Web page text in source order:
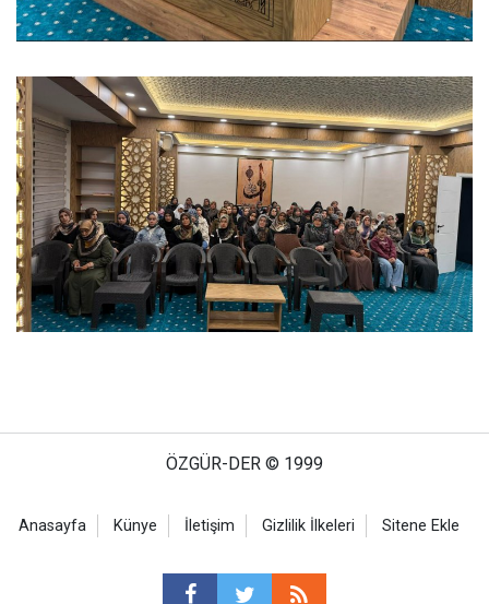
ÖZGÜR-DER © 1999
Anasayfa Künye İletişim Gizlilik İlkeleri Sitene Ekle